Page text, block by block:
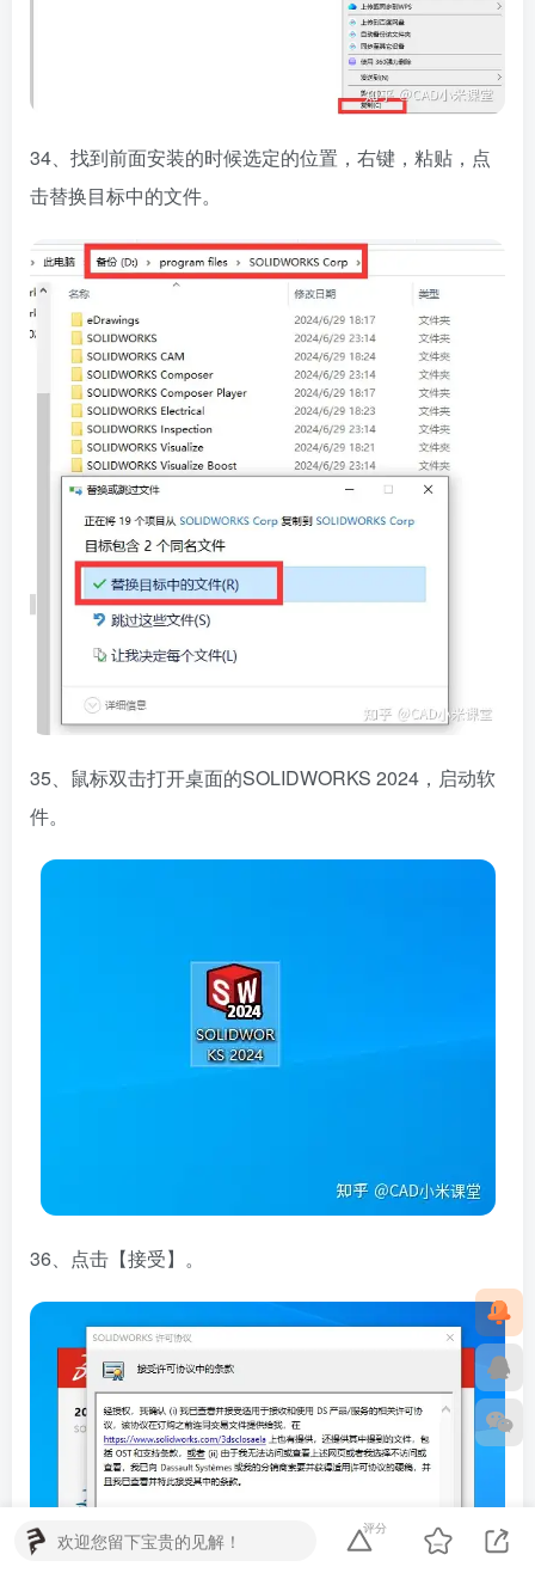
34、找到前面安装的时候选定的位置，右键，粘贴，点
击替换目标中的文件。
35、鼠标双击打开桌面的SOLIDWORKS 2024，启动软
件。
36、点击【接受】。
欢迎您留下宝贵的见解！
评分